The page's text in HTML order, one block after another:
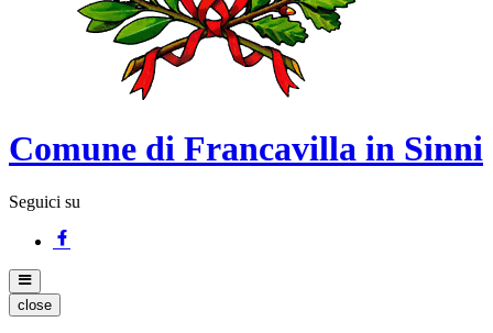
Comune di Francavilla in Sinni
Seguici su
close